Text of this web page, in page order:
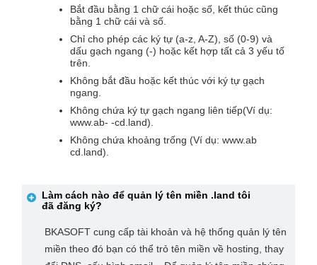
Bắt đầu bằng 1 chữ cái hoặc số, kết thúc cũng
bằng 1 chữ cái và số.
Chỉ cho phép các ký tự (a-z, A-Z), số (0-9) và
dấu gạch ngang (-) hoặc kết hợp tất cả 3 yếu tố
trên.
Không bắt đầu hoặc kết thúc với ký tự gạch
ngang.
Không chứa ký tự gạch ngang liên tiếp(Ví dụ:
www.ab- -cd.land).
Không chứa khoảng trống (Ví dụ: www.ab
cd.land).
Làm cách nào để quản lý tên miền .land tôi
đã đăng ký?
BKASOFT cung cấp tài khoản và hệ thống quản lý tên
miền theo đó bạn có thể trỏ tên miền về hosting, thay